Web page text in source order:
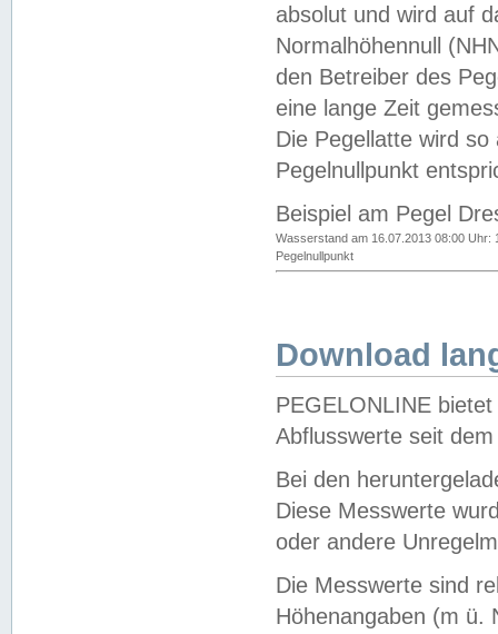
absolut und wird auf
Normalhöhennull
den Betreiber des
eine lange Zeit
Die Pegellatte wird
Pegelnullpunkt
Beispiel am Pegel
Wasserstand am 16.07.2013 08:00 Uhr:
Pegelnullpunkt
Download
PEGELONLINE
Abflusswerte seit
Bei den
Diese Messwerte
oder andere
Die Messwerte sind
Höhenangaben (m ü.